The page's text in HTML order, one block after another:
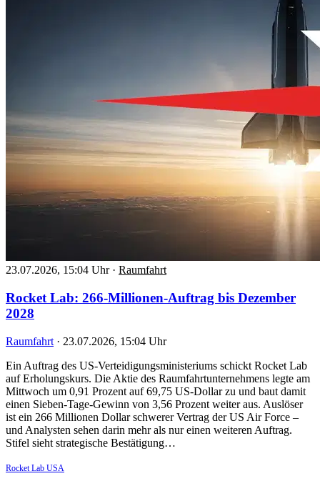
23.07.2026, 15:04 Uhr · Raumfahrt
Rocket Lab: 266-Millionen-Auftrag bis Dezember
2028
Raumfahrt · 23.07.2026, 15:04 Uhr
Ein Auftrag des US-Verteidigungsministeriums schickt Rocket Lab
auf Erholungskurs. Die Aktie des Raumfahrtunternehmens legte am
Mittwoch um 0,91 Prozent auf 69,75 US-Dollar zu und baut damit
einen Sieben-Tage-Gewinn von 3,56 Prozent weiter aus. Auslöser
ist ein 266 Millionen Dollar schwerer Vertrag der US Air Force –
und Analysten sehen darin mehr als nur einen weiteren Auftrag.
Stifel sieht strategische Bestätigung…
Rocket Lab USA